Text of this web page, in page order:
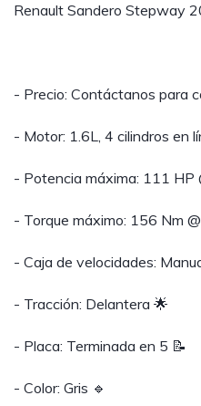
Renault Sandero Stepway
- Precio: Contáctanos para
- Motor: 1.6L, 4 cilindros en
- Potencia máxima: 111 HP
- Torque máximo: 156 Nm
- Caja de velocidades:
- Tracción: Delantera 🌟
- Placa: Terminada en 5 📝
- Color: Gris 🔹